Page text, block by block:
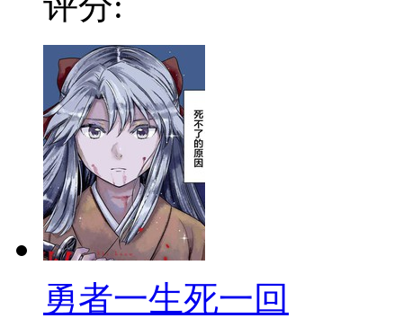
勇者一生死一回